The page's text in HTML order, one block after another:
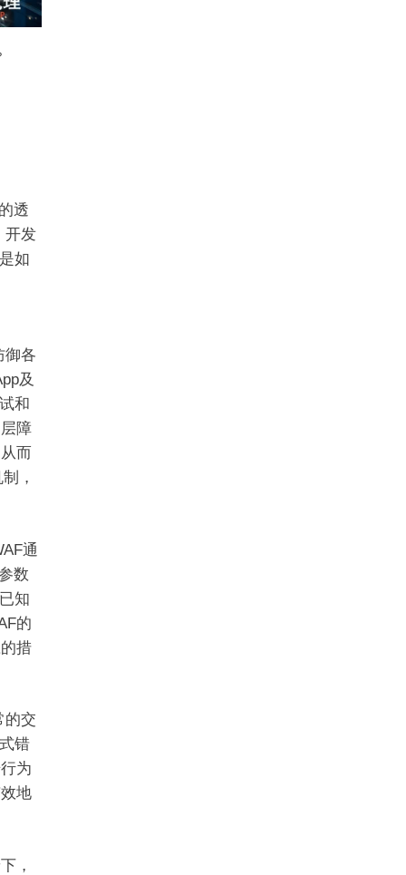
透
开发
如
御各
及
和
障
而
，
通
数
知
的
措
的交
错
为
地
，